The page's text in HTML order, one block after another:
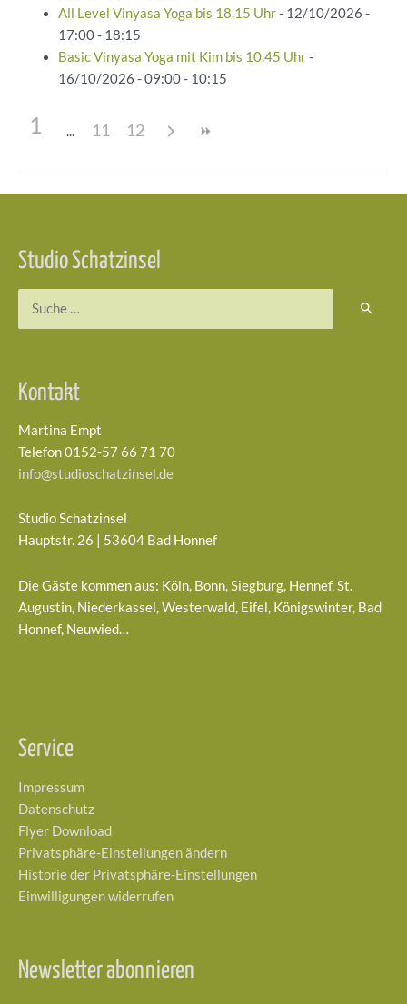
All Level Vinyasa Yoga bis 18.15 Uhr- 12/10/2026 -
17:00 - 18:15
Basic Vinyasa Yoga mit Kim bis 10.45 Uhr-
16/10/2026 - 09:00 - 10:15
1 11 12
Studio Schatzinsel
Kontakt
Martina Empt
Telefon 0152-57 66 71 70
info@studioschatzinsel.de
Studio Schatzinsel
Hauptstr. 26 | 53604 Bad Honnef
Die Gäste kommen aus: Köln, Bonn, Siegburg, Hennef, St.
Augustin, Niederkassel, Westerwald, Eifel, Königswinter, Bad
Honnef, Neuwied…
Service
Impressum
Datenschutz
Flyer Download
Privatsphäre-Einstellungen ändern
Historie der Privatsphäre-Einstellungen
Einwilligungen widerrufen
Newsletter abonnieren